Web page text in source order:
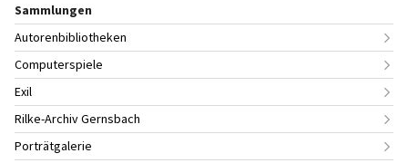
Sammlungen
Autorenbibliotheken
Computerspiele
Exil
Rilke-Archiv Gernsbach
Porträtgalerie